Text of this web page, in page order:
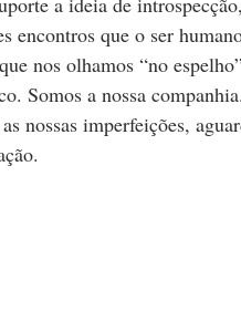
encontros que o ser
nos olhamos “no
Somos a nossa
nossas imperfeições,